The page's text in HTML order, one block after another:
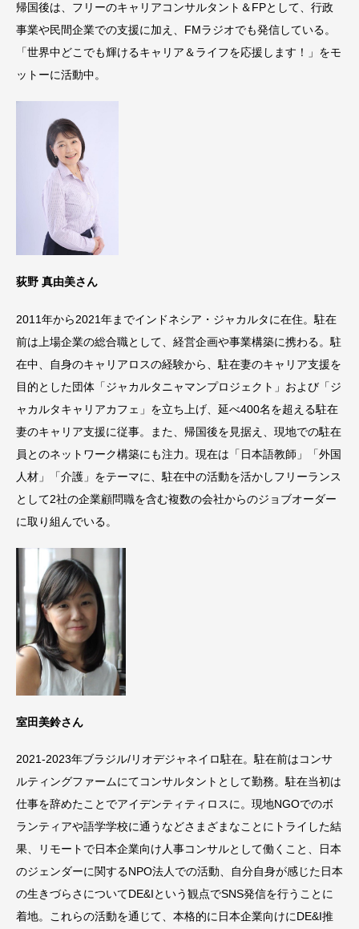
帰国後は、フリーのキャリアコンサルタント＆FPとして、行政
事業や民間企業での支援に加え、FMラジオでも発信している。
「世界中どこでも輝けるキャリア＆ライフを応援します！」をモ
ットーに活動中。
荻野 真由美さん
2011年から2021年までインドネシア・ジャカルタに在住。駐在
前は上場企業の総合職として、経営企画や事業構築に携わる。駐
在中、自身のキャリアロスの経験から、駐在妻のキャリア支援を
目的とした団体「ジャカルタニャマンプロジェクト」および「ジ
ャカルタキャリアカフェ」を立ち上げ、延べ400名を超える駐在
妻のキャリア支援に従事。また、帰国後を見据え、現地での駐在
員とのネットワーク構築にも注力。現在は「日本語教師」「外国
人材」「介護」をテーマに、駐在中の活動を活かしフリーランス
として2社の企業顧問職を含む複数の会社からのジョブオーダー
に取り組んでいる。
室田美鈴さん
2021-2023年ブラジル/リオデジャネイロ駐在。駐在前はコンサ
ルティングファームにてコンサルタントとして勤務。駐在当初は
仕事を辞めたことでアイデンティティロスに。現地NGOでのボ
ランティアや語学学校に通うなどさまざまなことにトライした結
果、リモートで日本企業向け人事コンサルとして働くこと、日本
のジェンダーに関するNPO法人での活動、自分自身が感じた日本
の生きづらさについてDE&Iという観点でSNS発信を行うことに
着地。これらの活動を通じて、本格的に日本企業向けにDE&I推